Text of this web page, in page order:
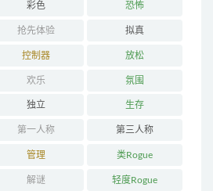
彩色 恐怖
抢先体验 拟真
控制器 放松
欢乐 氛围
独立 生存
第一人称 第三人称
管理 类Rogue
解谜 轻度Rogue